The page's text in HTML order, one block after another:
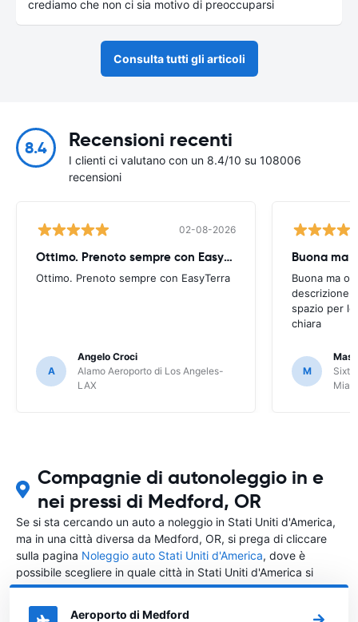
crediamo che non ci sia motivo di preoccuparsi
Consulta tutti gli articoli
8.4 Recensioni recenti
I clienti ci valutano con un 8.4/10 su 108006
recensioni
02-08-2026
Ottimo. Prenoto sempre con EasyTerra
Ottimo. Prenoto sempre con EasyTerra
A
Angelo Croci
Alamo Aeroporto di Los Angeles-
LAX
Buona ma
Buona ma
descrizione
spazio per
chiara
M
Sixt
Compagnie di autonoleggio in e
nei pressi di Medford, OR
Se si sta cercando un auto a noleggio in Stati Uniti d'America,
ma in una città diversa da Medford, OR, si prega di cliccare
sulla pagina Noleggio auto Stati Uniti d'America, dove è
possibile scegliere in quale città in Stati Uniti d'America si
vuole noleggiare l'auto.
Aeroporto di Medford